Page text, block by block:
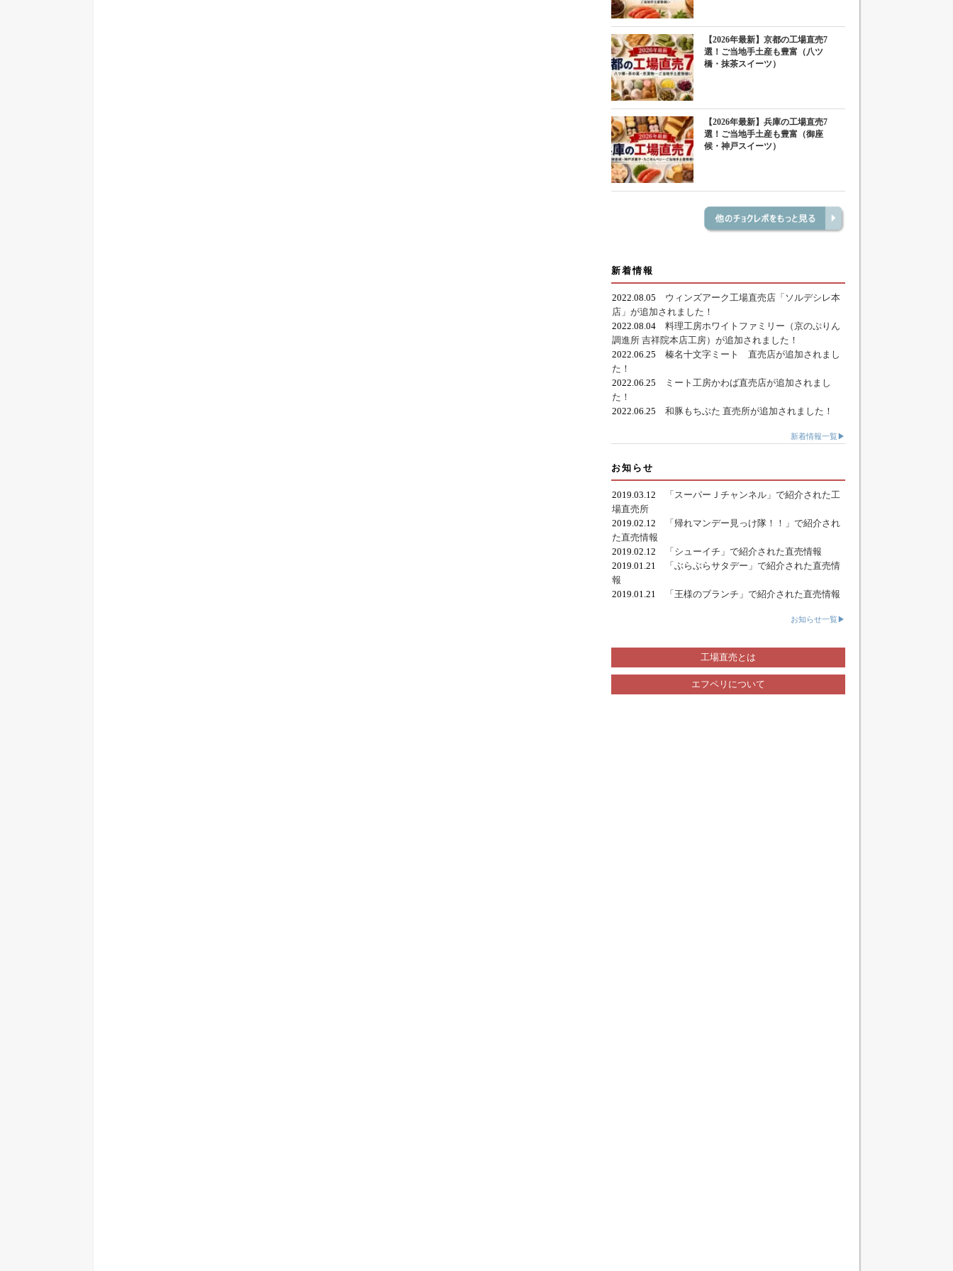
【2026年最新】京都の工場直売7
選！ご当地手土産も豊富（八ツ
橋・抹茶スイーツ）
【2026年最新】兵庫の工場直売7
選！ご当地手土産も豊富（御座
候・神戸スイーツ）
新着情報
2022.08.05 ウィンズアーク工場直売店「ソルデシレ本
店」が追加されました！
2022.08.04 料理工房ホワイトファミリー（京のぷりん
調進所 吉祥院本店工房）が追加されました！
2022.06.25 榛名十文字ミート 直売店が追加されまし
た！
2022.06.25
ミート工房かわば直売店が追加されまし
た！
2022.06.25 和豚もちぶた 直売所が追加されました！
新着情報一覧▶
お知らせ
2019.03.12
「スーパーＪチャンネル」で紹介された工
場直売所
2019.02.12
「帰れマンデー見っけ隊！！」で紹介され
た直売情報
2019.02.12
「シューイチ」で紹介された直売情報
2019.01.21
「ぶらぶらサタデー」で紹介された直売情
報
2019.01.21
「王様のブランチ」で紹介された直売情報
お知らせ一覧▶
工場直売とは
エフペリについて